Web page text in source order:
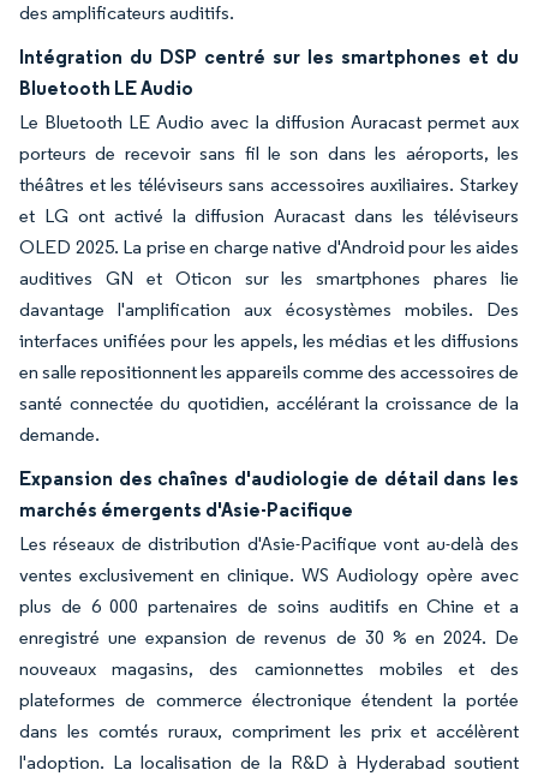
des amplificateurs auditifs.
Intégration du DSP centré sur les smartphones et du
Bluetooth LE Audio
Le Bluetooth LE Audio avec la diffusion Auracast permet aux
porteurs de recevoir sans fil le son dans les aéroports, les
théâtres et les téléviseurs sans accessoires auxiliaires. Starkey
et LG ont activé la diffusion Auracast dans les téléviseurs
OLED 2025. La prise en charge native d'Android pour les aides
auditives GN et Oticon sur les smartphones phares lie
davantage l'amplification aux écosystèmes mobiles. Des
interfaces unifiées pour les appels, les médias et les diffusions
en salle repositionnent les appareils comme des accessoires de
santé connectée du quotidien, accélérant la croissance de la
demande.
Expansion des chaînes d'audiologie de détail dans les
marchés émergents d'Asie-Pacifique
Les réseaux de distribution d'Asie-Pacifique vont au-delà des
ventes exclusivement en clinique. WS Audiology opère avec
plus de 6 000 partenaires de soins auditifs en Chine et a
enregistré une expansion de revenus de 30 % en 2024. De
nouveaux magasins, des camionnettes mobiles et des
plateformes de commerce électronique étendent la portée
dans les comtés ruraux, compriment les prix et accélèrent
l'adoption. La localisation de la R&D à Hyderabad soutient